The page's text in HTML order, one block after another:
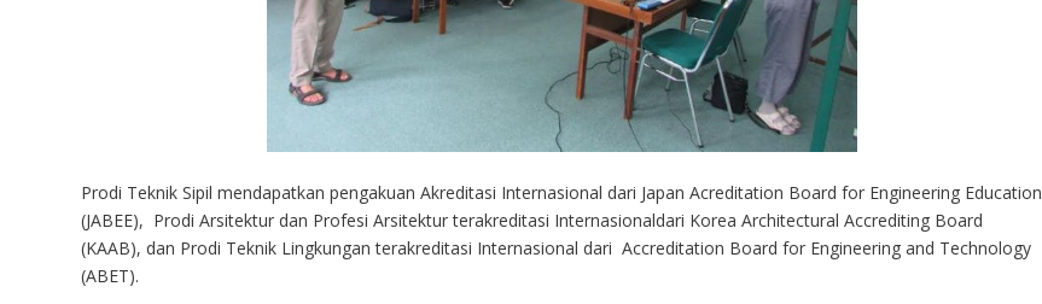
Prodi Teknik Sipil mendapatkan pengakuan Akreditasi Internasional dari Japan Acreditation Board for Engineering Education
(JABEE), Prodi Arsitektur dan Profesi Arsitektur terakreditasi Internasionaldari Korea Architectural Accrediting Board
(KAAB), dan Prodi Teknik Lingkungan terakreditasi Internasional dari Accreditation Board for Engineering and Technology
(ABET).